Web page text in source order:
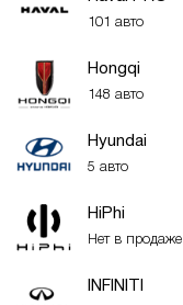
101 авто
Hongqi
148 авто
Hyundai
5 авто
HiPhi
Нет в продаже
INFINITI